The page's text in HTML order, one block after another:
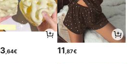
3,64€ 11,87€